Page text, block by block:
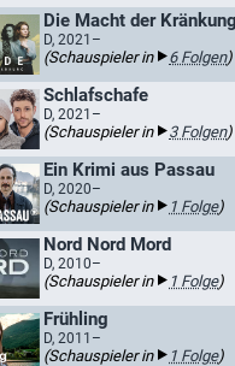
Die Macht der
D, 2021–
(Schauspieler in 6 Folgen)
Schlafschafe
D, 2021–
(Schauspieler in 3 Folgen)
Ein Krimi aus Passau
D, 2020–
(Schauspieler in 1 Folge)
Nord Nord Mord
D, 2010–
(Schauspieler in 1 Folge)
Frühling
D, 2011–
(Schauspieler in 1 Folge)